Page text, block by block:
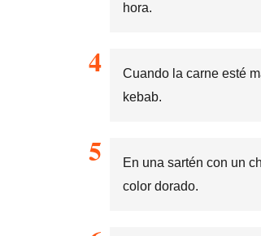
hora.
Cuando la carne esté
kebab.
En una sartén con un
color dorado.